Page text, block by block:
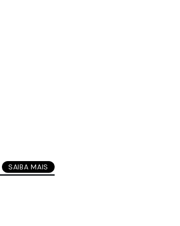
SAIBA MAIS